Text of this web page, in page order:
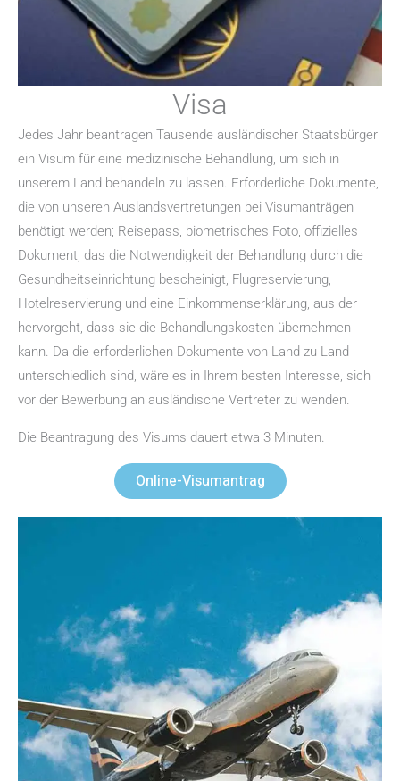
Visa
Jedes Jahr beantragen Tausende ausländischer Staatsbürger
ein Visum für eine medizinische Behandlung, um sich in
unserem Land behandeln zu lassen. Erforderliche Dokumente,
die von unseren Auslandsvertretungen bei Visumanträgen
benötigt werden; Reisepass, biometrisches Foto, offizielles
Dokument, das die Notwendigkeit der Behandlung durch die
Gesundheitseinrichtung bescheinigt, Flugreservierung,
Hotelreservierung und eine Einkommenserklärung, aus der
hervorgeht, dass sie die Behandlungskosten übernehmen
kann. Da die erforderlichen Dokumente von Land zu Land
unterschiedlich sind, wäre es in Ihrem besten Interesse, sich
vor der Bewerbung an ausländische Vertreter zu wenden.
Die Beantragung des Visums dauert etwa 3 Minuten.
Online-Visumantrag